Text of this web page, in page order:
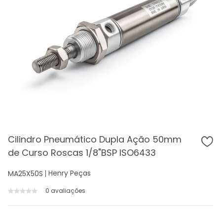
Cilindro Pneumático Dupla Ação 50mm
de Curso Roscas 1/8"BSP ISO6433
MA25X50S Henry Peças
0 avaliações